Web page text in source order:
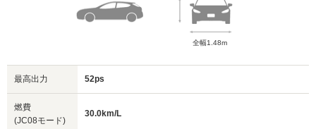
全幅1.48m
最高出力 52ps
燃費
(JC08モード)
30.0km/L